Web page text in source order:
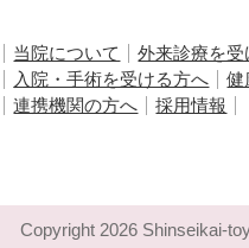
当院について
外来診療を
入院・手術を受ける方へ
健
連携機関の方へ
採用情報
Copyright 2026 Shinseikai-